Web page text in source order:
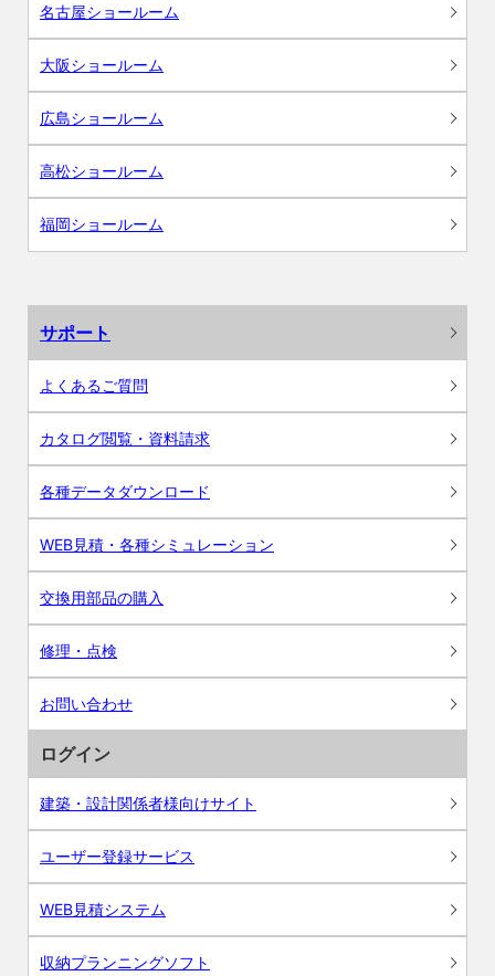
名古屋ショールーム
大阪ショールーム
広島ショールーム
高松ショールーム
福岡ショールーム
サポート
よくあるご質問
カタログ閲覧・資料請求
各種データダウンロード
WEB見積・各種シミュレーション
交換用部品の購入
修理・点検
お問い合わせ
ログイン
建築・設計関係者様向けサイト
ユーザー登録サービス
WEB見積システム
収納プランニングソフト